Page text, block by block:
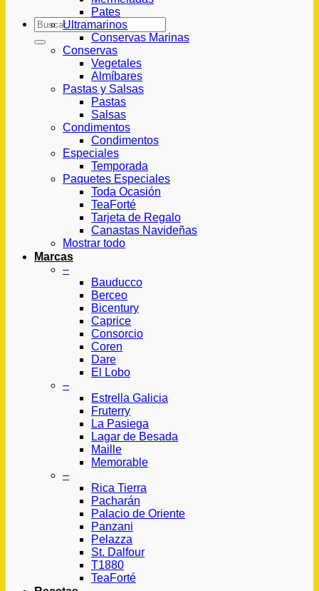
Buscar
por:
Pates
Ultramarinos
Conservas Marinas
Conservas
Vegetales
Almíbares
Pastas y Salsas
Pastas
Salsas
Condimentos
Condimentos
Especiales
Temporada
Paquetes Especiales
Toda Ocasión
TeaForté
Tarjeta de Regalo
Canastas Navideñas
Mostrar todo
Marcas
–
Bauducco
Berceo
Bicentury
Caprice
Consorcio
Coren
Dare
El Lobo
–
Estrella Galicia
Fruterry
La Pasiega
Lagar de Besada
Maille
Memorable
–
Rica Tierra
Pacharán
Palacio de Oriente
Panzani
Pelazza
St. Dalfour
T1880
TeaForté